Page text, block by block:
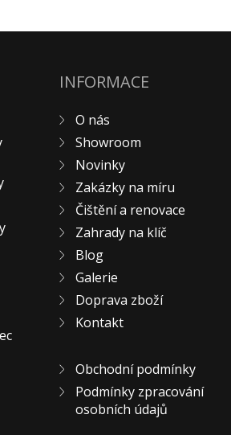
OBKLADY
INFORMACE
O nás
Showroom
Novinky
Zakázky na míru
Čištění a renovace
Zahrady na klíč
Blog
Galerie
Doprava zboží
Kontakt
Obchodní podmínky
Podmínky zpracování
osobních údajů